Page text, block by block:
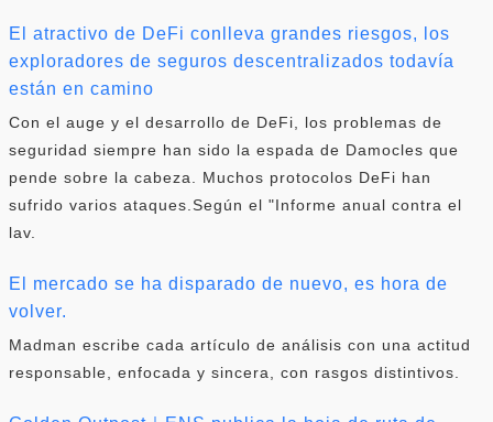
El atractivo de DeFi conlleva grandes riesgos, los
exploradores de seguros descentralizados todavía
están en camino
Con el auge y el desarrollo de DeFi, los problemas de
seguridad siempre han sido la espada de Damocles que
pende sobre la cabeza. Muchos protocolos DeFi han
sufrido varios ataques.Según el "Informe anual contra el
lav.
El mercado se ha disparado de nuevo, es hora de
volver.
Madman escribe cada artículo de análisis con una actitud
responsable, enfocada y sincera, con rasgos distintivos.